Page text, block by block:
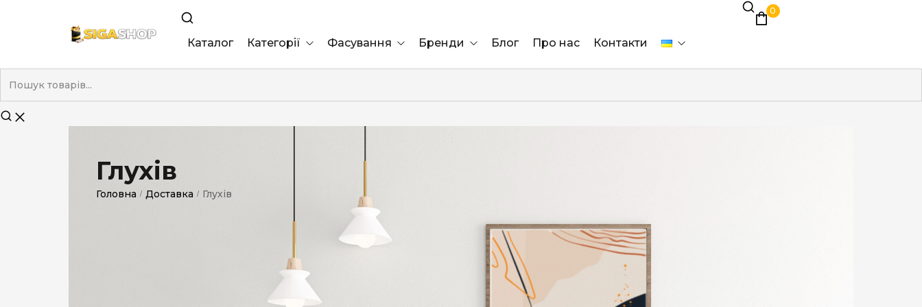
Каталог Категорії
Без фільтра
Смакові (капсула)
Фасування Бренди Блог Про нас Контакти
0
Глухів
Головна / Доставка / Глухів